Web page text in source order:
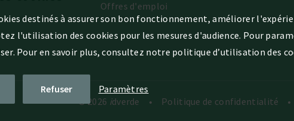
Offres d'emploi
© 2026 idverde Politique de confidentialité
destinés à assurer son bon fonctionnement, améliorer
l'utilisation des cookies pour les mesures d'audience. Pour
Pour en savoir plus, consultez notre politique d’utilisation des
Refuser Paramètres